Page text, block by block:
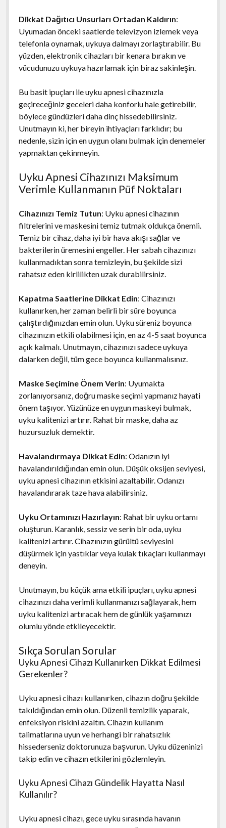
Dikkat Dağıtıcı Unsurları Ortadan Kaldırın:
Uyumadan önceki saatlerde televizyon izlemek veya
telefonla oynamak, uykuya dalmayı zorlaştırabilir. Bu
yüzden, elektronik cihazları bir kenara bırakın ve
vücudunuzu uykuya hazırlamak için biraz sakinleşin.
Bu basit ipuçları ile uyku apnesi cihazınızla
geçireceğiniz geceleri daha konforlu hale getirebilir,
böylece gündüzleri daha dinç hissedebilirsiniz.
Unutmayın ki, her bireyin ihtiyaçları farklıdır; bu
nedenle, sizin için en uygun olanı bulmak için denemeler
yapmaktan çekinmeyin.
Uyku Apnesi Cihazınızı Maksimum
Verimle Kullanmanın Püf Noktaları
Cihazınızı Temiz Tutun: Uyku apnesi cihazının
filtrelerini ve maskesini temiz tutmak oldukça önemli.
Temiz bir cihaz, daha iyi bir hava akışı sağlar ve
bakterilerin üremesini engeller. Her sabah cihazınızı
kullanmadıktan sonra temizleyin, bu şekilde sizi
rahatsız eden kirlilikten uzak durabilirsiniz.
Kapatma Saatlerine Dikkat Edin: Cihazınızı
kullanırken, her zaman belirli bir süre boyunca
çalıştırdığınızdan emin olun. Uyku süreniz boyunca
cihazınızın etkili olabilmesi için, en az 4-5 saat boyunca
açık kalmalı. Unutmayın, cihazınızı sadece uykuya
dalarken değil, tüm gece boyunca kullanmalısınız.
Maske Seçimine Önem Verin: Uyumakta
zorlanıyorsanız, doğru maske seçimi yapmanız hayati
önem taşıyor. Yüzünüze en uygun maskeyi bulmak,
uyku kalitenizi artırır. Rahat bir maske, daha az
huzursuzluk demektir.
Havalandırmaya Dikkat Edin: Odanızın iyi
havalandırıldığından emin olun. Düşük oksijen seviyesi,
uyku apnesi cihazının etkisini azaltabilir. Odanızı
havalandırarak taze hava alabilirsiniz.
Uyku Ortamınızı Hazırlayın: Rahat bir uyku ortamı
oluşturun. Karanlık, sessiz ve serin bir oda, uyku
kalitenizi artırır. Cihazınızın gürültü seviyesini
düşürmek için yastıklar veya kulak tıkaçları kullanmayı
deneyin.
Unutmayın, bu küçük ama etkili ipuçları, uyku apnesi
cihazınızı daha verimli kullanmanızı sağlayarak, hem
uyku kalitenizi artıracak hem de günlük yaşamınızı
olumlu yönde etkileyecektir.
Sıkça Sorulan Sorular
Uyku Apnesi Cihazı Kullanırken Dikkat Edilmesi
Gerekenler?
Uyku apnesi cihazı kullanırken, cihazın doğru şekilde
takıldığından emin olun. Düzenli temizlik yaparak,
enfeksiyon riskini azaltın. Cihazın kullanım
talimatlarına uyun ve herhangi bir rahatsızlık
hissederseniz doktorunuza başvurun. Uyku düzeninizi
takip edin ve cihazın etkilerini gözlemleyin.
Uyku Apnesi Cihazı Gündelik Hayatta Nasıl
Kullanılır?
Uyku apnesi cihazı, gece uyku sırasında havanın